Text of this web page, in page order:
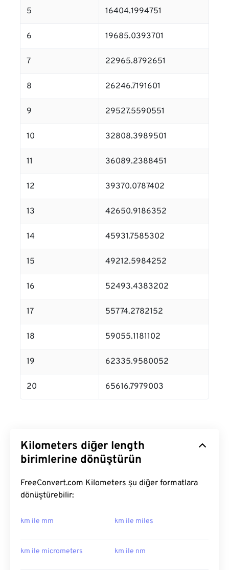
5 16404.1994751
6 19685.0393701
7 22965.8792651
8 26246.7191601
9 29527.5590551
10 32808.3989501
11 36089.2388451
12 39370.0787402
13 42650.9186352
14 45931.7585302
15 49212.5984252
16 52493.4383202
17 55774.2782152
18 59055.1181102
19 62335.9580052
20 65616.7979003
Kilometers diğer length
birimlerine dönüştürün
FreeConvert.com Kilometers şu diğer formatlara
dönüştürebilir:
km ile mm km ile miles
km ile micrometers km ile nm